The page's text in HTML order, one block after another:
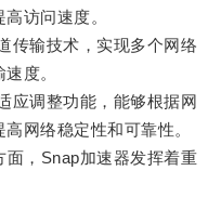
访问速度。
输技术，实现多个网络
度。
调整功能，能够根据网
网络稳定性和可靠性。
，Snap加速器发挥着重